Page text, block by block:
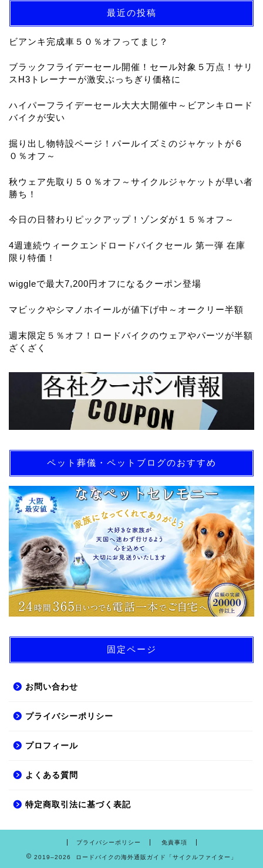
最近の投稿
ビアンキ完成車５０％オフってまじ？
ブラックフライデーセール開催！セール対象５万点！サリ
スH3トレーナーが激安ぶっちぎり価格に
ハイパーフライデーセール大大大開催中～ビアンキロード
バイクが安い
掘り出し物特設ページ！パールイズミのジャケットが６
０％オフ～
秋ウェア先取り５０％オフ～サイクルジャケットが早い者
勝ち！
今日の日替わりピックアップ！ゾンダが１５％オフ～
4週連続ウィークエンドロードバイクセール 第一弾 在庫
限り特価！
wiggleで最大7,200円オフになるクーポン登場
マビックやシマノホイールが値下げ中～オークリー半額
週末限定５％オフ！ロードバイクのウェアやパーツが半額
ざくざく
ペット葬儀・ペットブログのおすすめ
固定ページ
お問い合わせ
プライバシーポリシー
プロフィール
よくある質問
特定商取引法に基づく表記
プライバシーポリシー 免責事項
2019–2026 ロードバイクの海外通販ガイド「サイクルファイター」